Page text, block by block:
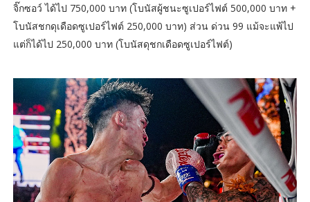
จิ๊กซอว์ ได้ไป 750,000 บาท (โบนัสผู้ชนะซูเปอร์ไฟต์ 500,000 บาท +
โบนัสชกดุเดือดซูเปอร์ไฟต์ 250,000 บาท) ส่วน ด่วน 99 แม้จะแพ้ไป
แต่ก็ได้ไป 250,000 บาท (โบนัสดุชกเดือดซูเปอร์ไฟต์)